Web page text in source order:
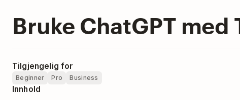
Bruke ChatGPT
Tilgjengelig for
Beginner Pro Business
Innhold